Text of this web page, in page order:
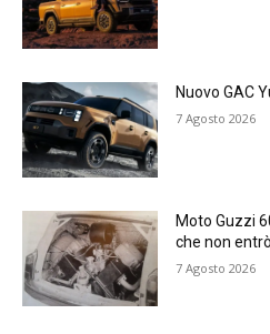
Nuovo GAC
7 Agosto 2026
Moto Guzzi
che non
7 Agosto 2026